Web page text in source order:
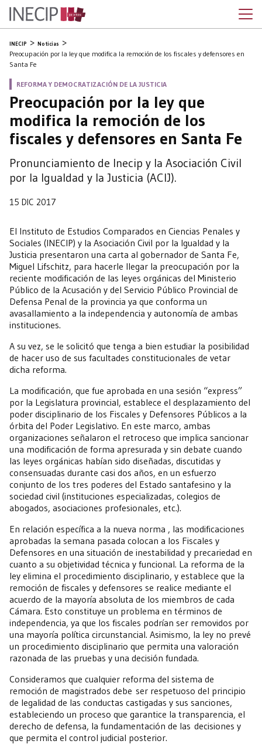
INECIP Noticias
Preocupación por la ley que modifica la remoción de los fiscales y defensores en
Santa Fe
REFORMA Y DEMOCRATIZACIÓN DE LA JUSTICIA
Preocupación por la ley que
modifica la remoción de los
fiscales y defensores en Santa Fe
Pronunciamiento de Inecip y la Asociación Civil
por la Igualdad y la Justicia (ACIJ).
15 DIC 2017
El Instituto de Estudios Comparados en Ciencias Penales y
Sociales (INECIP) y la Asociación Civil por la Igualdad y la
Justicia presentaron una carta al gobernador de Santa Fe,
Miguel Lifschitz, para hacerle llegar la preocupación por la
reciente modificación de las leyes orgánicas del Ministerio
Público de la Acusación y del Servicio Público Provincial de
Defensa Penal de la provincia ya que conforma un
avasallamiento a la independencia y autonomía de ambas
instituciones.
A su vez, se le solicitó que tenga a bien estudiar la posibilidad
de hacer uso de sus facultades constitucionales de vetar
dicha reforma.
La modificación, que fue aprobada en una sesión “express”
por la Legislatura provincial, establece el desplazamiento del
poder disciplinario de los Fiscales y Defensores Públicos a la
órbita del Poder Legislativo. En este marco, ambas
organizaciones señalaron el retroceso que implica sancionar
una modificación de forma apresurada y sin debate cuando
las leyes orgánicas habían sido diseñadas, discutidas y
consensuadas durante casi dos años, en un esfuerzo
conjunto de los tres poderes del Estado santafesino y la
sociedad civil (instituciones especializadas, colegios de
abogados, asociaciones profesionales, etc.).
En relación específica a la nueva norma , las modificaciones
aprobadas la semana pasada colocan a los Fiscales y
Defensores en una situación de inestabilidad y precariedad en
cuanto a su objetividad técnica y funcional. La reforma de la
ley elimina el procedimiento disciplinario, y establece que la
remoción de fiscales y defensores se realice mediante el
acuerdo de la mayoría absoluta de los miembros de cada
Cámara. Esto constituye un problema en términos de
independencia, ya que los fiscales podrían ser removidos por
una mayoría política circunstancial. Asimismo, la ley no prevé
un procedimiento disciplinario que permita una valoración
razonada de las pruebas y una decisión fundada.
Consideramos que cualquier reforma del sistema de
remoción de magistrados debe ser respetuoso del principio
de legalidad de las conductas castigadas y sus sanciones,
estableciendo un proceso que garantice la transparencia, el
derecho de defensa, la fundamentación de las decisiones y
que permita el control judicial posterior.